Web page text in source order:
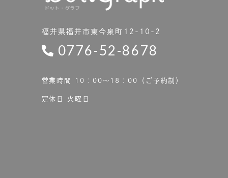
福井県福井市東今泉町12-10-2
0776-52-8678
営業時間 10：00〜18：00（ご予約制）
定休日 火曜日